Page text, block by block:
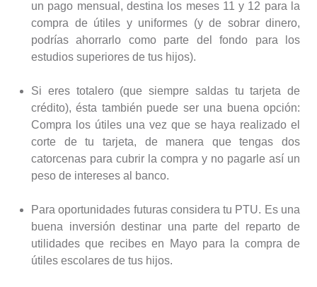
un pago mensual, destina los meses 11 y 12 para la
compra de útiles y uniformes (y de sobrar dinero,
podrías ahorrarlo como parte del fondo para los
estudios superiores de tus hijos).
Si eres totalero (que siempre saldas tu tarjeta de
crédito), ésta también puede ser una buena opción:
Compra los útiles una vez que se haya realizado el
corte de tu tarjeta, de manera que tengas dos
catorcenas para cubrir la compra y no pagarle así un
peso de intereses al banco.
Para oportunidades futuras considera tu PTU. Es una
buena inversión destinar una parte del reparto de
utilidades que recibes en Mayo para la compra de
útiles escolares de tus hijos.